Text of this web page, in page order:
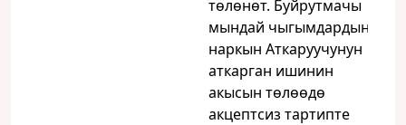
төлөнөт. Буйрутмачы
мындай чыгымдардын
наркын Аткаруучунун
аткарган ишинин
акысын төлөөдө
акцептсиз тартипте